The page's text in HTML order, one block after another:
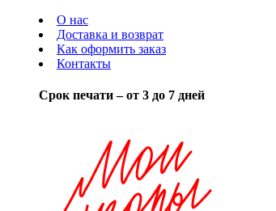
О нас
Доставка и возврат
Как оформить заказ
Контакты
Срок печати – от 3 до 7 дней